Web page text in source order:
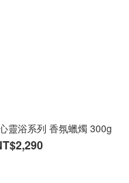
靈浴系列 香氛蠟燭 300g